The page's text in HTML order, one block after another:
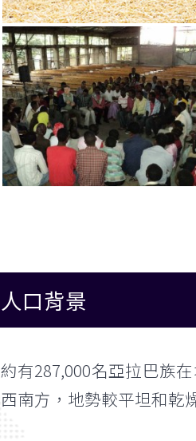
人口背景
約有287,000名亞拉巴族
西南方，地勢較平坦和乾